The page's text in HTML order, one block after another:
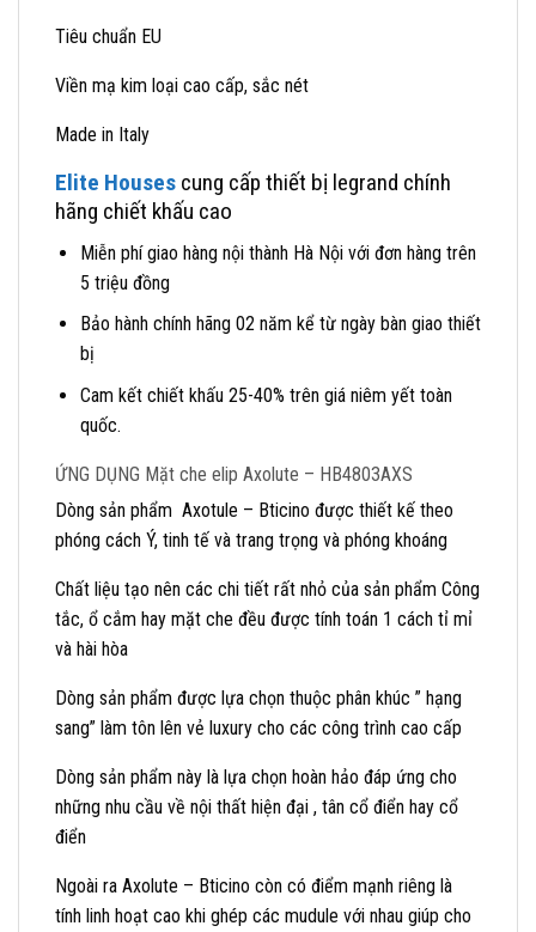
Tiêu chuẩn EU
Viền mạ kim loại cao cấp, sắc nét
Made in Italy
Elite Houses cung cấp thiết bị legrand chính
hãng chiết khấu cao
Miễn phí giao hàng nội thành Hà Nội với đơn hàng trên
5 triệu đồng
Bảo hành chính hãng 02 năm kể từ ngày bàn giao thiết
bị
Cam kết chiết khấu 25-40% trên giá niêm yết toàn
quốc.
ỨNG DỤNG Mặt che elip Axolute – HB4803AXS
Dòng sản phẩm Axotule – Bticino được thiết kế theo
phóng cách Ý, tinh tế và trang trọng và phóng khoáng
Chất liệu tạo nên các chi tiết rất nhỏ của sản phẩm Công
tắc, ổ cắm hay mặt che đều được tính toán 1 cách tỉ mỉ
và hài hòa
Dòng sản phẩm được lựa chọn thuộc phân khúc ” hạng
sang” làm tôn lên vẻ luxury cho các công trình cao cấp
Dòng sản phẩm này là lựa chọn hoàn hảo đáp ứng cho
những nhu cầu về nội thất hiện đại , tân cổ điển hay cổ
điển
Ngoài ra Axolute – Bticino còn có điểm mạnh riêng là
tính linh hoạt cao khi ghép các mudule với nhau giúp cho